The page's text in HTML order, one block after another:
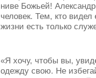
ниве Божьей!
человек. Тем, кто видел
жизни есть только
«Я хочу, чтобы вы,
одежду свою. Не